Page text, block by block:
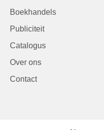
Boekhandels
Publiciteit
Catalogus
Over ons
Contact